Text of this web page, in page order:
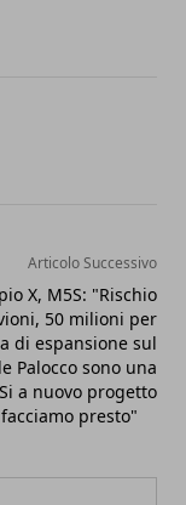
Articolo Successivo
X, M5S: "Rischio
50 milioni per
di espansione sul
Palocco sono una
a nuovo progetto
presto"